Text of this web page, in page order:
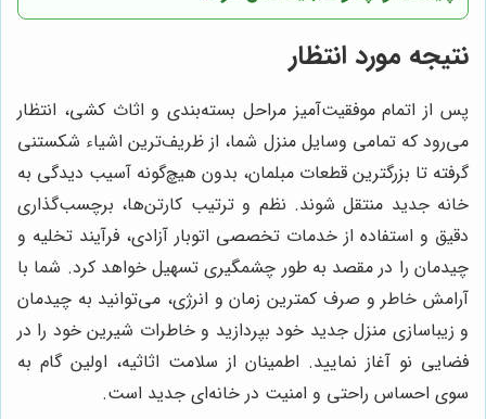
نتیجه مورد انتظار
پس از اتمام موفقیت‌آمیز مراحل بسته‌بندی و اثاث کشی، انتظار
می‌رود که تمامی وسایل منزل شما، از ظریف‌ترین اشیاء شکستنی
گرفته تا بزرگترین قطعات مبلمان، بدون هیچ‌گونه آسیب دیدگی به
خانه جدید منتقل شوند. نظم و ترتیب کارتن‌ها، برچسب‌گذاری
دقیق و استفاده از خدمات تخصصی اتوبار آزادی، فرآیند تخلیه و
چیدمان را در مقصد به طور چشمگیری تسهیل خواهد کرد. شما با
آرامش خاطر و صرف کمترین زمان و انرژی، می‌توانید به چیدمان
و زیباسازی منزل جدید خود بپردازید و خاطرات شیرین خود را در
فضایی نو آغاز نمایید. اطمینان از سلامت اثاثیه، اولین گام به
سوی احساس راحتی و امنیت در خانه‌ای جدید است.